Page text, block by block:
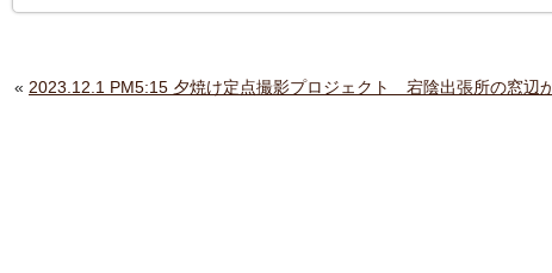
« 2023.12.1 PM5:15 夕焼け定点撮影プロジェクト 宕陰出張所の窓辺